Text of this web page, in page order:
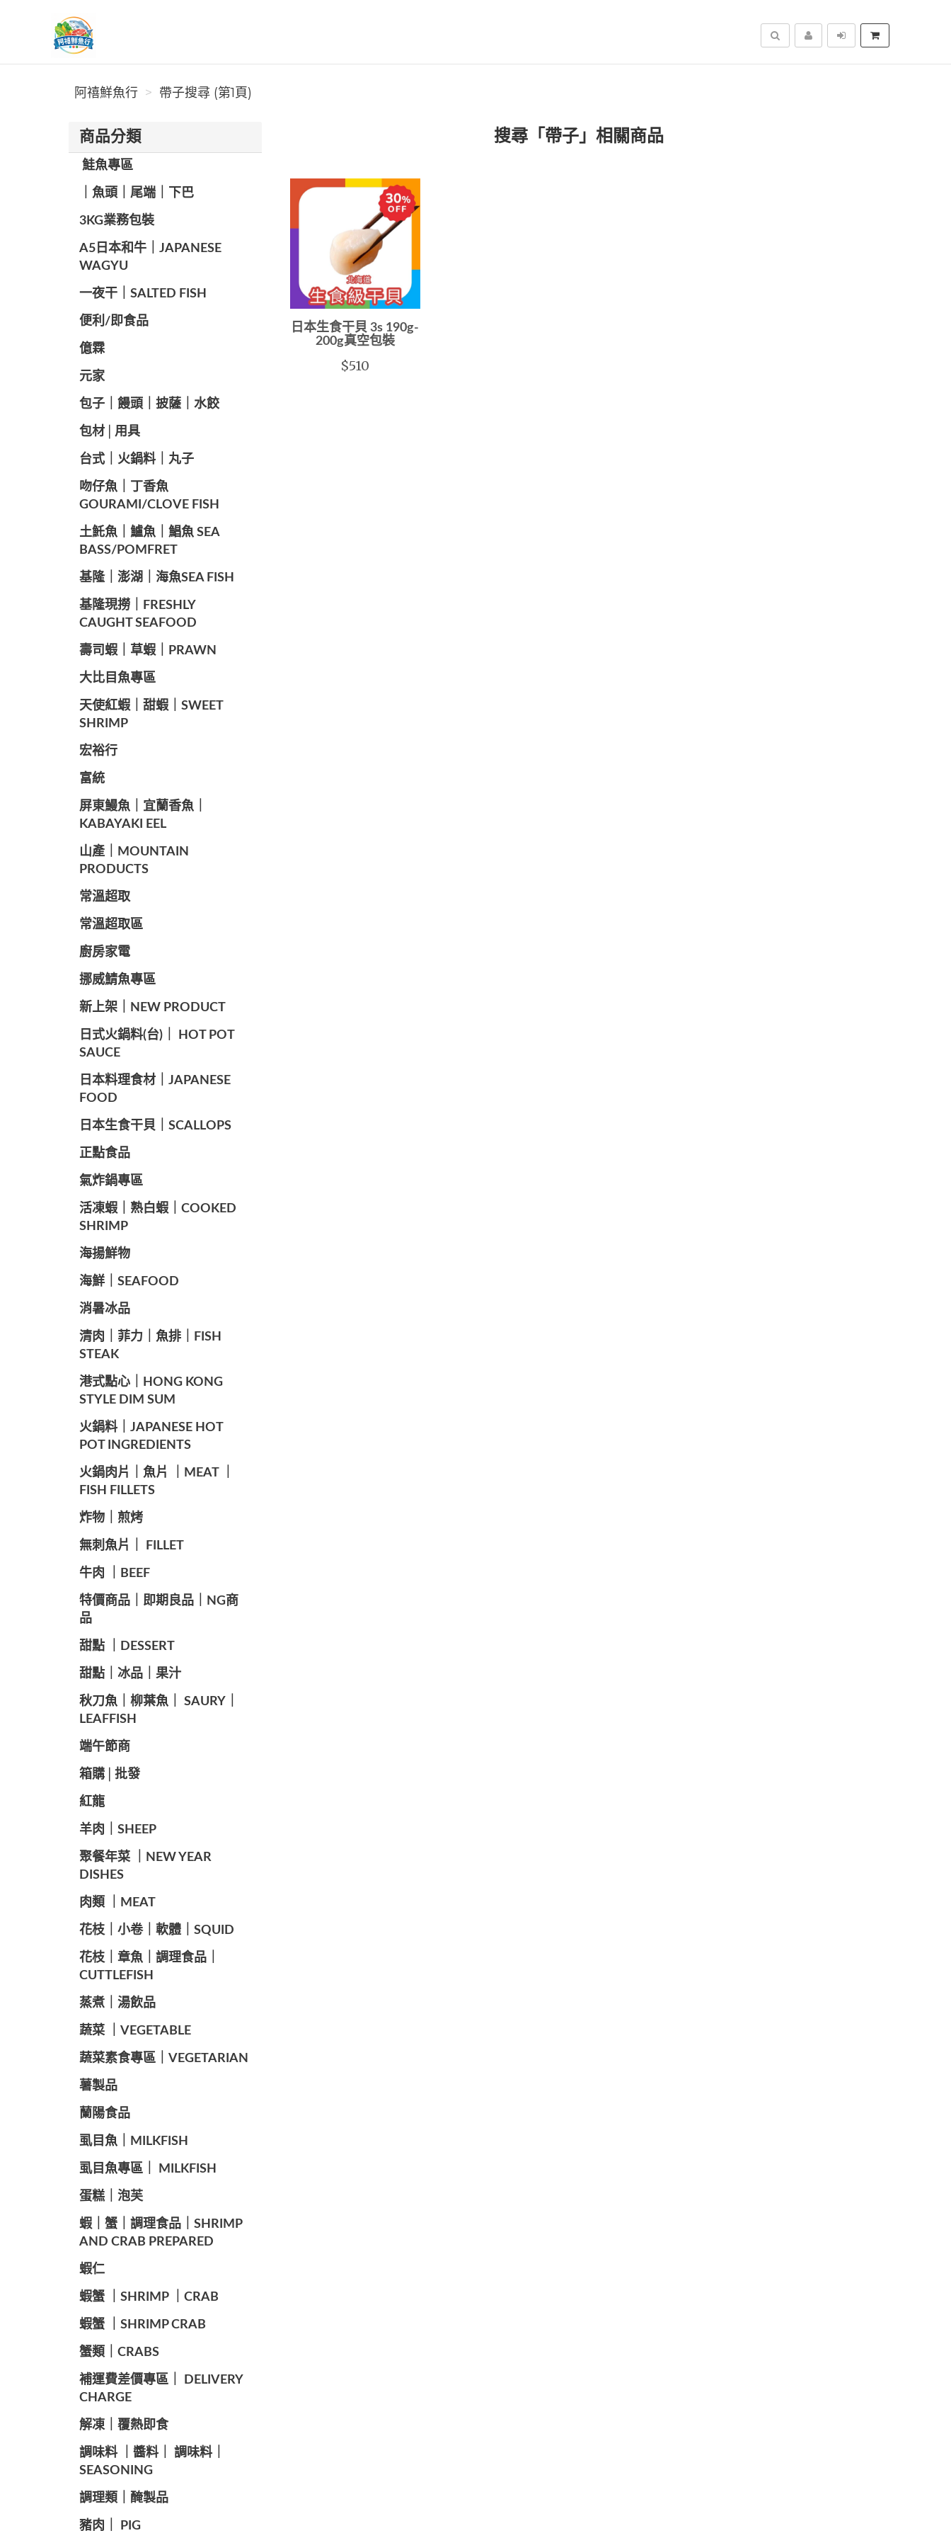
阿禧鮮魚行
搜尋
阿禧鮮魚行 帶子搜尋 (第1頁)
商品分類
️ 鮭魚專區
️｜魚頭｜尾端｜下巴
️3KG業務包裝
A5日本和牛｜JAPANESE
WAGYU
️一夜干｜SALTED FISH
便利/即食品
億霖
元家
️包子｜饅頭｜披薩｜水餃
包材│用具
️台式｜火鍋料｜丸子
️吻仔魚｜丁香魚
GOURAMI/CLOVE FISH
️土魠魚｜鱸魚｜鯧魚 SEA ​​
BASS/POMFRET
️基隆｜澎湖｜海魚SEA ​​FISH
️基隆現撈｜FRESHLY
CAUGHT SEAFOOD
️壽司蝦｜草蝦｜PRAWN
️大比目魚專區
️天使紅蝦｜甜蝦｜SWEET
SHRIMP
宏裕行
富統
️屏東鰻魚｜宜蘭香魚｜
KABAYAKI EEL
山產｜MOUNTAIN
PRODUCTS
常溫超取
常溫超取區
廚房家電
️挪威鯖魚專區
️新上架｜NEW PRODUCT
️日式火鍋料(台)｜ HOT POT
SAUCE
️日本料理食材｜JAPANESE
FOOD
日本生食干貝｜SCALLOPS
正點食品
️氣炸鍋專區
️活凍蝦｜熟白蝦｜COOKED
SHRIMP
海揚鮮物
海鮮｜SEAFOOD
️消暑冰品
️清肉｜菲力｜魚排｜FISH
STEAK
️港式點心｜HONG KONG
STYLE DIM SUM
️火鍋料｜JAPANESE HOT
POT INGREDIENTS
️火鍋肉片｜魚片 ｜MEAT ｜
FISH FILLETS
️炸物｜煎烤
️無刺魚片｜ FILLET
牛肉 ｜BEEF
️特價商品｜即期良品｜NG商
品
甜點 ｜DESSERT
️甜點｜冰品｜果汁
️秋刀魚｜柳葉魚｜ SAURY｜
LEAFFISH
️端午節商️
️箱購│批發
紅龍
羊肉｜SHEEP
️聚餐年菜 ｜NEW YEAR
DISHES
肉類 ｜MEAT
️花枝｜小卷｜軟體｜SQUID
花枝｜章魚｜調理食品｜
CUTTLEFISH
️蒸煮｜湯飲品
蔬菜 ｜VEGETABLE
蔬菜素食專區｜VEGETARIAN
️薯製品
蘭陽食品
️虱目魚｜MILKFISH
️虱目魚專區｜ MILKFISH
️蛋糕｜泡芙
️蝦｜蟹｜調理食品｜SHRIMP
AND CRAB PREPARED
️蝦仁
️蝦蟹 ｜SHRIMP ｜CRAB
️蝦蟹 ｜SHRIMP CRAB
️蟹類｜CRABS
️補運費差價專區｜ DELIVERY
CHARGE
️解凍｜覆熱即食
️調味料 ｜醬料｜ 調味料｜
SEASONING
️調理類｜醃製品
豬肉｜ PIG
搜尋「帶子」相關商品
日本生食干貝 3s 190g-
200g真空包裝
$510